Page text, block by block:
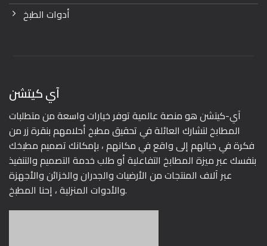
أدوات الطبخ
آي كيتشن
آي-كيتشن هو منصة عالمية توفر خيارات واسعة من متطلبات
المطابخ لتشارك العائلة في تحقيق مطبخ أحلامهم بنقرة زر من
فكرة في خيالهم إلى واقع في مكانهم ، بإمكانك تصميم مطبخك
بنفسك عبر ميزة المطابخ التفاعلية أو طلب خدمة التصميم والتنفيذ
عبر آلاف المنتجات من الأرضيات والجدران والخزائن والأجهزة
والأدوات المنزلية ، إحنا المطبخ.